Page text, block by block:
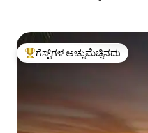
ಗೆಸ್ಟ್‌ಗಳಿಗೆ ಅತಿ ಹೆಚ್ಚು ಅಚ್ಚುಮೆಚ್ಚಿನದು
ಗೆಸ್ಟ್‌ಗಳ ಅಚ್ಚುಮೆಚ್ಚಿನದು